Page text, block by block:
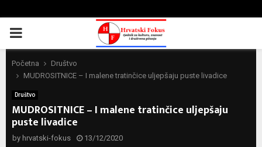
PRIMARY
MENU
Početna
Društvo
MUDROSITNICE – I malene tratinčice uljepšaju puste livadice
Društvo
MUDROSITNICE – I malene tratinčice uljepšaju
puste livadice
by hrvatski-fokus 13/12/2020